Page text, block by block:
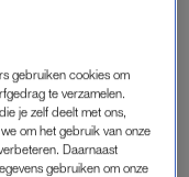
gebruiken cookies om
te verzamelen.
je zelf deelt met ons,
om het gebruik van onze
Daarnaast
gebruiken om onze